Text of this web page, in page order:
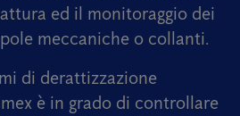
ed il monitoraggio dei
meccaniche o collanti.
di derattizzazione
è in grado di controllare